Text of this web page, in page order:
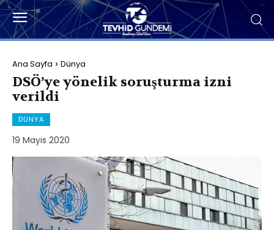
Ana Sayfa Dünya
DSÖ’ye yönelik soruşturma izni
verildi
DÜNYA
19 Mayıs 2020